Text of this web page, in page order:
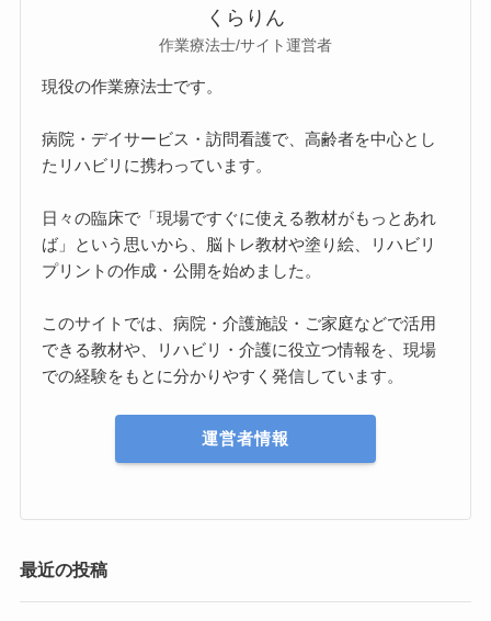
くらりん
作業療法士/サイト運営者
現役の作業療法士です。
病院・デイサービス・訪問看護で、高齢者を中心とし
たリハビリに携わっています。
日々の臨床で「現場ですぐに使える教材がもっとあれ
ば」という思いから、脳トレ教材や塗り絵、リハビリ
プリントの作成・公開を始めました。
このサイトでは、病院・介護施設・ご家庭などで活用
できる教材や、リハビリ・介護に役立つ情報を、現場
での経験をもとに分かりやすく発信しています。
運営者情報
最近の投稿